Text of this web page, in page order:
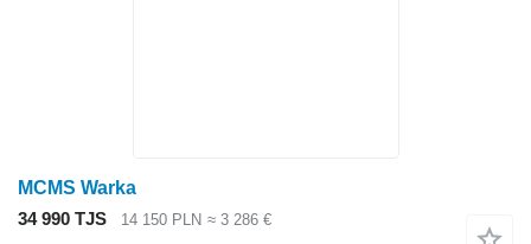
MCMS Warka
34 990 TJS
14 150 PLN ≈ 3 286 €